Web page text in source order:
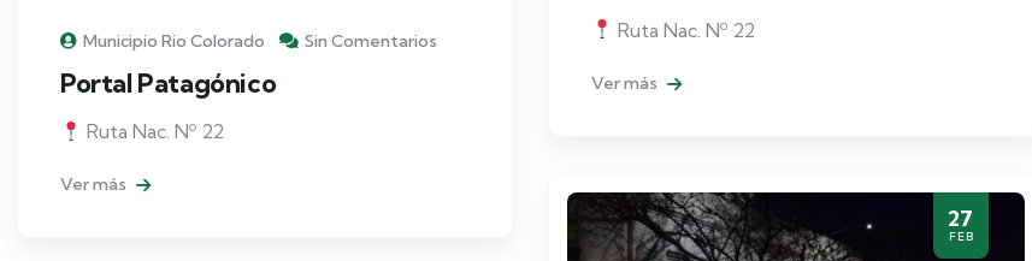
Ruta Nac. Nº 22
Ver más
Municipio Rio Colorado Sin Comentarios
Portal Patagónico
Ruta Nac. Nº 22
Ver más
27
FEB